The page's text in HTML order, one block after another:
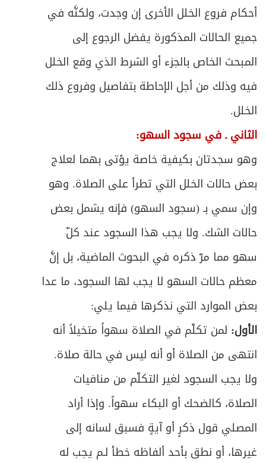
أحكام فروع الخلل الأخرى إن وجدت، ولكنَّه في
جميع الحالات المذكورة يفضل الرجوع إلى
المبحث الخاص بالجزء أو الشرط الذي وقع الخلل
فيه وذلك من أجل الإحاطة بتفاصيل وفروع ذلك
الخلل.
الثاني ـ في سجود السهو:
وهو سجدتان بكيفية خاصة يؤتى بهما لعلاج
بعض حالات الخلل التي تطرأ على الصلاة. وهو
وإن سمي بـ (سجود السهو) فإنه يشمل بعض
حالات الشك. ولا يجب هذا السجود عند كلّ
سهو مما مرّ ذكره في البحوث الماضية، بل إنَّ
معظم حالات السهو لا يجب لها السجود، ما عدا
بعض الموارد التي نذكرها فيما يلي:
الأول: لمن تكلّم في الصلاة سهواً متخيلاً أنه
انتهى من الصلاة أو أنه ليس في حالة صلاة.
ولا يجب السجود لغير التكلّم من منافيات
الصلاة، كالضحك أو البكاء سهواً. وإذا أراد
المصلي قول ذكرٍ أو آيةٍ فسبق لسانه إلى
غيرها، أو نطق بأحد ألفاظه خطأ لـم يجب له